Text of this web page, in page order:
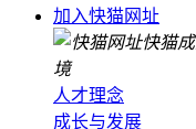
加入快猫网址
人才理念
成长与发展